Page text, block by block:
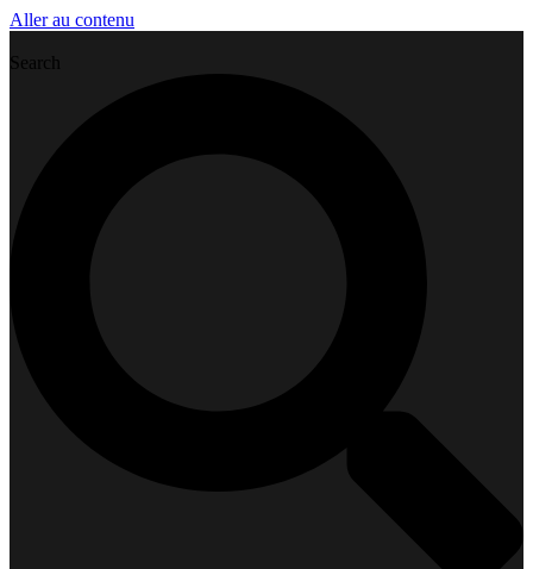
Aller au contenu
Search